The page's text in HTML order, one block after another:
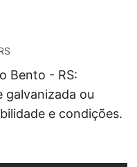
Bento - RS:
galvanizada ou
e condições.